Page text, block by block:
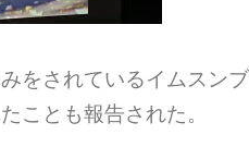
をされているイムスン
ことも報告された。